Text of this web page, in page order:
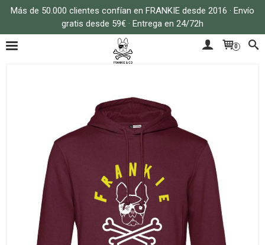
Más de 50.000 clientes confían en FRANKIE desde 2016 · Envío
gratis desde 59€ · Entrega en 24/72h
0